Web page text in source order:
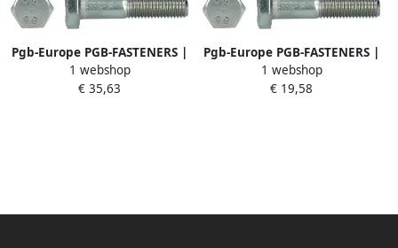
Pgb-Europe PGB-FASTENERS |
Zeskantbout 8.8 DIN 931 M
18x70 Zn | 50 st
1 webshop
€ 35,63
Pgb-Europe PGB-FASTENERS |
Zeskantbout 8.8 DIN 931 M
12x70 Zn | 50 st
1 webshop
€ 19,58